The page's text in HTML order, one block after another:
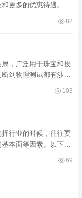
更多的优惠待遇。不
82
，广泛用于珠宝和投
到物理测试都有涉
103
行业的时候，往往要
本面等因素。以下是
69